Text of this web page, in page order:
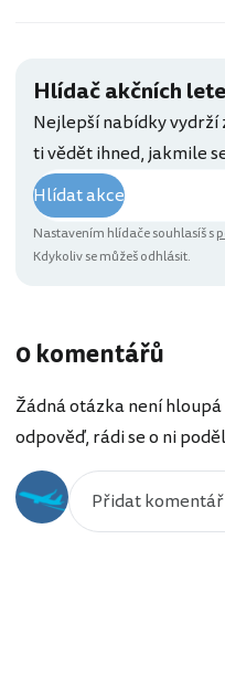
Hlídač akčních
Nejlepší nabídky vydrží
ti vědět ihned, jakmile
Hlídat akce
Nastavením hlídače souhlasíš s
Kdykoliv se můžeš odhlásit.
0 komentářů
Žádná otázka není
odpověď, rádi se o ni